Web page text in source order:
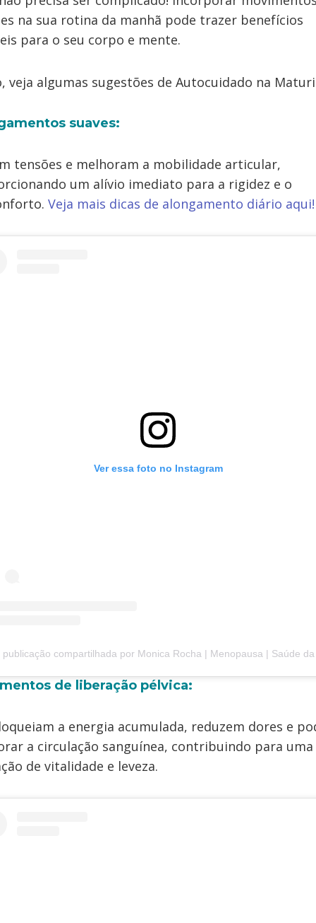
na sua rotina da manhã pode trazer benefícios
para o seu corpo e mente.
veja algumas sugestões de Autocuidado na
suaves:
tensões e melhoram a mobilidade articular,
um alívio imediato para a rigidez e o
Veja mais dicas de alongamento diário aqui!
Ver essa foto no Instagram
compartilhada por Monica Rocha | Menopausa | Saúde da Mulher
de liberação pélvica:
a energia acumulada, reduzem dores e
a circulação sanguínea, contribuindo para uma
de vitalidade e leveza.